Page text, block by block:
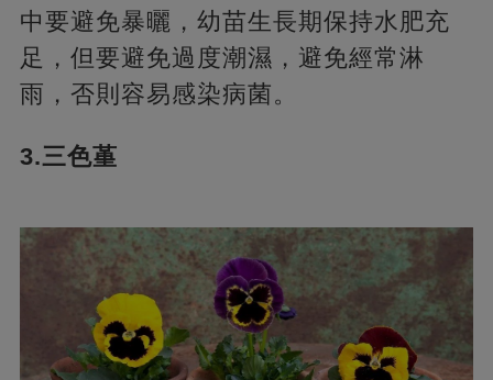
中要避免暴曬，幼苗生長期保持水肥充
足，但要避免過度潮濕，避免經常淋
雨，否則容易感染病菌。
3.三色堇